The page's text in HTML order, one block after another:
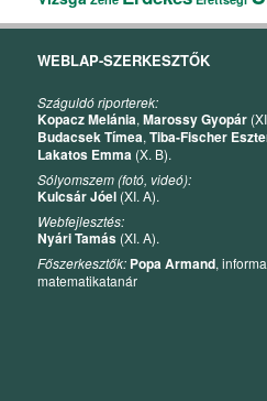
WEBLAP-SZERKESZTŐK
Száguldó riporterek:
Kopacz Melánia,Marossy Gyopár
Budacsek Tímea,Tiba-Fischer
Lakatos Emma (X. B).
Sólyomszem (fotó, videó):
Kulcsár Jóel (XI. A).
Webfejlesztés:
Nyári Tamás (XI. A).
Főszerkesztők: Popa Armand,
matematikatanár